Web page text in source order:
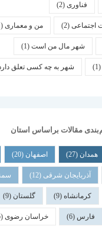
(2)
(2) من و معماری (1)
مال من است(1)
شهر به چه کسی تعلق دارد(1)
براساس استان
اصفهان (20) بوشهر
شرقی(12) سمنان (12)
(9) گلستان (9)
خراسان رضوی(5)